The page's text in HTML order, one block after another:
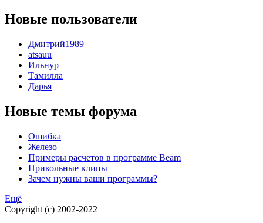
Новые пользователи
Дмитрий1989
atsauu
Ильнур
Тамилла
Дарья
Новые темы форума
Ошибка
Железо
Примеры расчетов в программе Beam
Прикольные клипы
Зачем нужны ваши программы?
Ещё
Copyright (c) 2002-2022